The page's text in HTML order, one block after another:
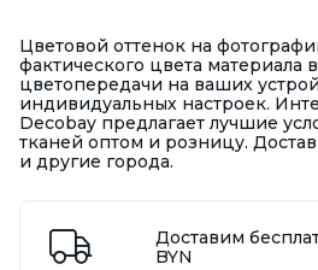
Цветовой оттенок на
фактического цвета материала
цветопередачи на ваших
индивидуальных настроек.
Decobay предлагает лучшие
тканей оптом и розницу.
и другие города.
Доставим
BYN